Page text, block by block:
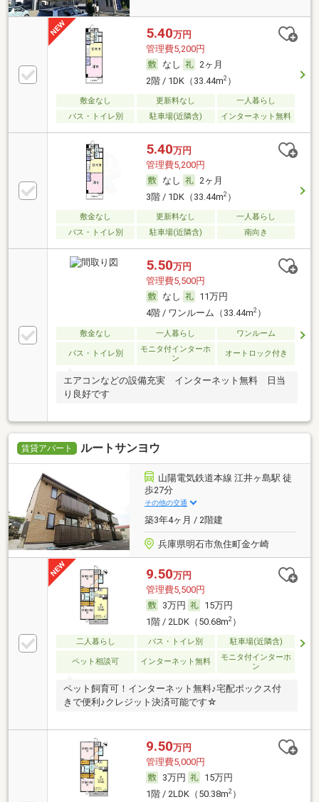
5.40万円
管理費5,200円
なし
2ヶ月
2階 / 1DK（33.44m2）
敷金なし 更新料なし
一人暮らし
バス・トイレ別
駐車場(近隣含) インターネット無料
5.40万円
管理費5,200円
なし
2ヶ月
3階 / 1DK（33.44m2）
敷金なし 更新料なし
一人暮らし
バス・トイレ別
駐車場(近隣含) 南向き
5.50万円
管理費5,500円
なし
11万円
4階 / ワンルーム（33.44m2）
敷金なし 一人暮らし ワンルーム
バス・トイレ別
モニタ付インターホ
ン
オートロック付き
エアコンなどの設備充実 インターネット無料 日当
り良好です
賃貸アパート ルートサンヨウ
山陽電気鉄道本線 江井ヶ島駅 徒
歩27分
その他の交通
築3年4ヶ月 / 2階建
兵庫県明石市魚住町金ケ崎
9.50万円
管理費5,500円
3万円
15万円
1階 / 2LDK（50.68m2）
二人暮らし バス・トイレ別 駐車場(近隣含)
ペット相談可 インターネット無料
モニタ付インターホ
ン
ペット飼育可！インターネット無料♪宅配ボックス付
きで便利♪クレジット決済可能です☆
9.50万円
管理費5,000円
3万円
15万円
1階 / 2LDK（50.38m2）